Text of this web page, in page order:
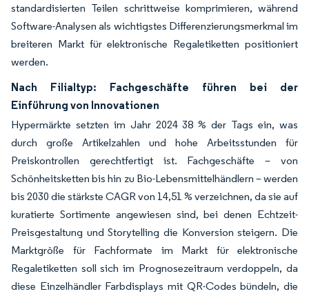
standardisierten Teilen schrittweise komprimieren, während
Software-Analysen als wichtigstes Differenzierungsmerkmal im
breiteren Markt für elektronische Regaletiketten positioniert
werden.
Nach Filialtyp: Fachgeschäfte führen bei der
Einführung von Innovationen
Hypermärkte setzten im Jahr 2024 38 % der Tags ein, was
durch große Artikelzahlen und hohe Arbeitsstunden für
Preiskontrollen gerechtfertigt ist. Fachgeschäfte – von
Schönheitsketten bis hin zu Bio-Lebensmittelhändlern – werden
bis 2030 die stärkste CAGR von 14,51 % verzeichnen, da sie auf
kuratierte Sortimente angewiesen sind, bei denen Echtzeit-
Preisgestaltung und Storytelling die Konversion steigern. Die
Marktgröße für Fachformate im Markt für elektronische
Regaletiketten soll sich im Prognosezeitraum verdoppeln, da
diese Einzelhändler Farbdisplays mit QR-Codes bündeln, die